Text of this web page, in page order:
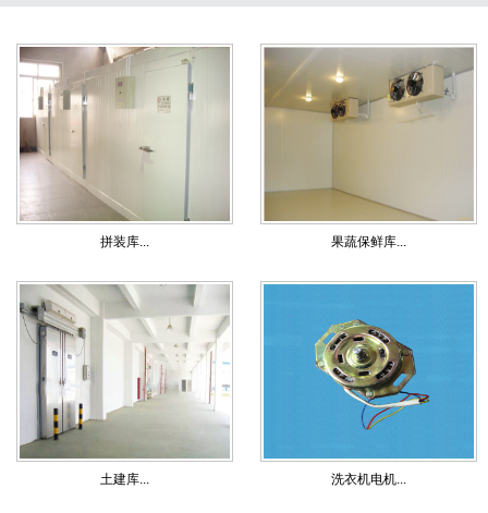
拼装库... 果蔬保鲜库...
土建库... 洗衣机电机...